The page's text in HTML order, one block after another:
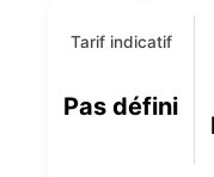
Tarif indicatif
Pas défini